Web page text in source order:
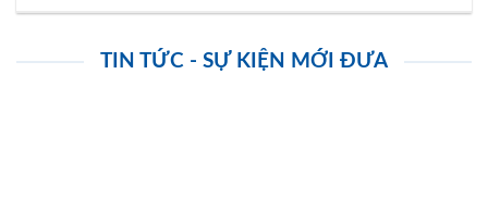
TIN TỨC - SỰ KIỆN MỚI ĐƯA